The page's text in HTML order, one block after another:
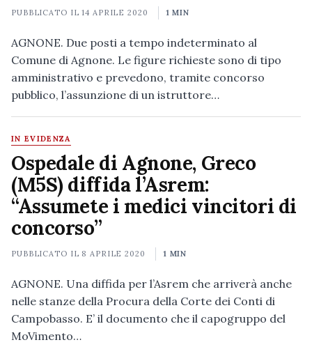
PUBBLICATO IL14 APRILE 2020 1 MIN
AGNONE. Due posti a tempo indeterminato al
Comune di Agnone. Le figure richieste sono di tipo
amministrativo e prevedono, tramite concorso
pubblico, l’assunzione di un istruttore…
IN EVIDENZA
Ospedale di Agnone, Greco
(M5S) diffida l’Asrem:
“Assumete i medici vincitori di
concorso”
PUBBLICATO IL 8 APRILE 2020 1 MIN
AGNONE. Una diffida per l’Asrem che arriverà anche
nelle stanze della Procura della Corte dei Conti di
Campobasso. E’ il documento che il capogruppo del
MoVimento…